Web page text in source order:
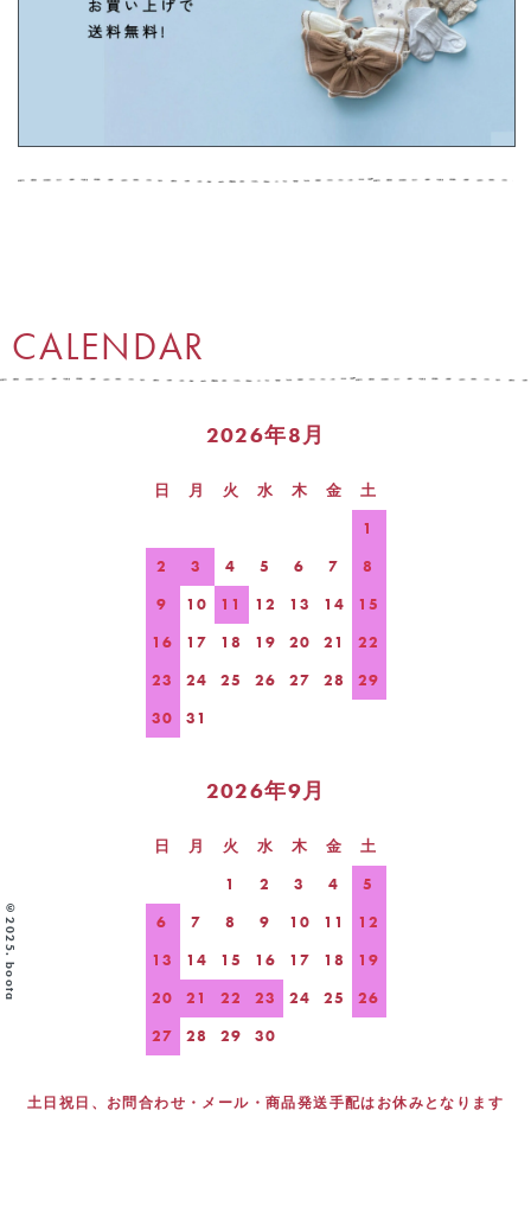
CALENDAR
2026年8月
日 月 火 水 木 金
土
1
2
3 4 5 6 7
8
9
10 11 12 13 14
15
16
17 18 19 20 21
22
23
24 25 26 27 28
29
30
31
2026年9月
日 月 火 水 木 金
土
1
2 3 4
5
6
7 8 9 10 11
12
13
14 15 16 17 18
19
20
21 22 23 24 25
26
27
28 29 30
土日祝日、お問合わせ・メール・商品発送手配はお休みとなります
©2025. boota